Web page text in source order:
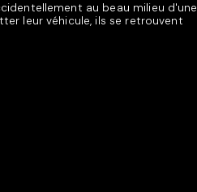
au beau milieu d'une
leur véhicule, ils se retrouvent